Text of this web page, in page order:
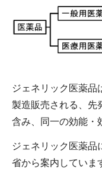
ジェネリック医薬品
製造販売される、先
含み、同一の効能・
ジェネリック医薬品
省から案内していま